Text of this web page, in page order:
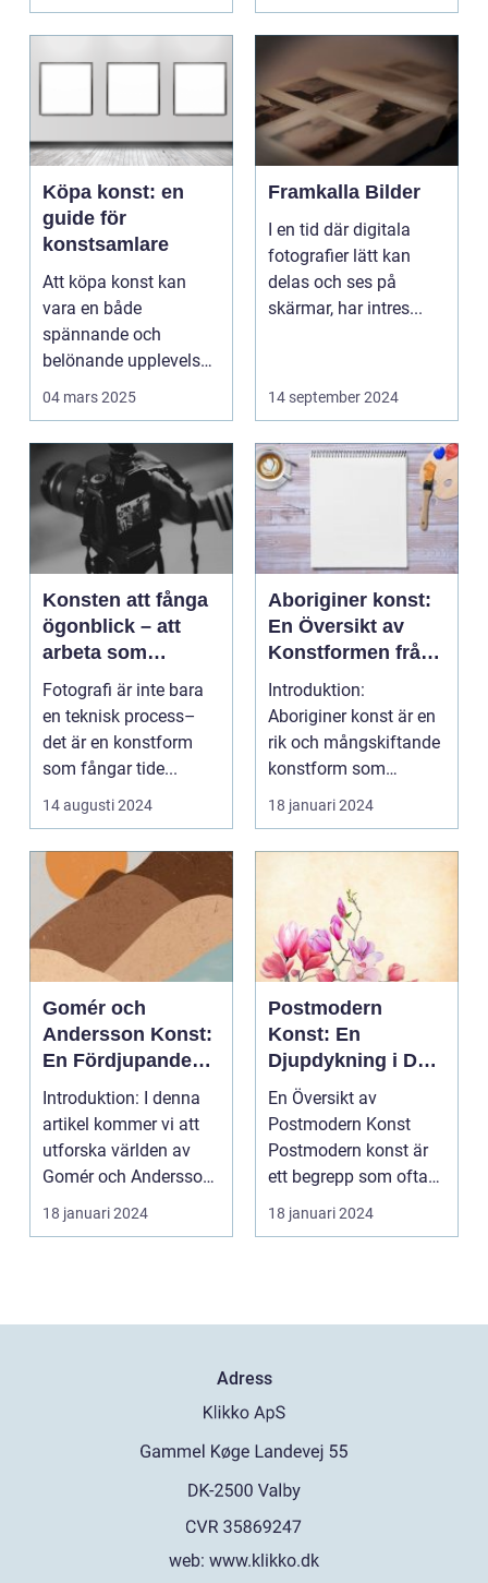
Köpa konst: en
guide för
konstsamlare
Att köpa konst kan
vara en både
spännande och
belönande upplevelse.
Det handlar...
04 mars 2025
Framkalla Bilder
I en tid där digitala
fotografier lätt kan
delas och ses på
skärmar, har intres...
14 september 2024
Konsten att fånga
ögonblick – att
arbeta som
fotograf i
Norrköping
Fotografi är inte bara
en teknisk process–
det är en konstform
som fångar tide...
14 augusti 2024
Aboriginer konst:
En Översikt av
Konstformen från
Australiens
Urinvånare
Introduktion:
Aboriginer konst är en
rik och mångskiftande
konstform som
härstammar från
Australiens...
18 januari 2024
Gomér och
Andersson Konst:
En Fördjupande
Översikt
Introduktion: I denna
artikel kommer vi att
utforska världen av
Gomér och Andersson
konst, dess olik...
18 januari 2024
Postmodern
Konst: En
Djupdykning i Det
Moderna Uttrycket
En Översikt av
Postmodern Konst
Postmodern konst är
ett begrepp som ofta
kastas runt i
konstvärlden...
18 januari 2024
Adress
web: www.klikko.dk